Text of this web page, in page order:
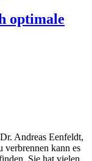
optimale
Andreas Eenfeldt,
verbrennen kann es
Sie hat vielen